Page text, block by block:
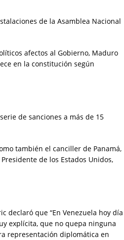
de la Asamblea Nacional
afectos al Gobierno, Maduro
en la constitución según
de sanciones a más de 15
también el canciller de Panamá,
de los Estados Unidos,
declaró que “En Venezuela hoy día
explícita, que no quepa ninguna
representación diplomática en